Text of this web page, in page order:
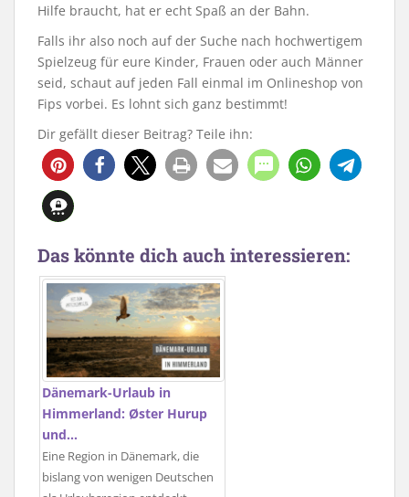
Hilfe braucht, hat er echt Spaß an der Bahn.
Falls ihr also noch auf der Suche nach hochwertigem
Spielzeug für eure Kinder, Frauen oder auch Männer
seid, schaut auf jeden Fall einmal im Onlineshop von
Fips vorbei. Es lohnt sich ganz bestimmt!
Dir gefällt dieser Beitrag? Teile ihn:
Das könnte dich auch interessieren:
Dänemark-Urlaub in
Himmerland: Øster Hurup
und…
Eine Region in Dänemark, die
bislang von wenigen Deutschen